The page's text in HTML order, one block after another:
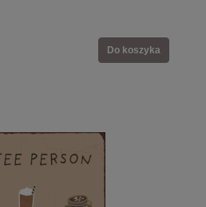
Do koszyka